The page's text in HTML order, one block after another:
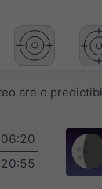
are o
06:20
20:55